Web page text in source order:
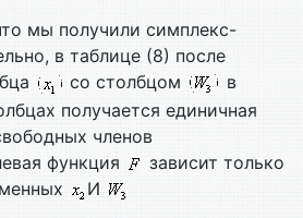
мы получили симплекс-
в таблице (8) после
со столбцом
в
получается единичная
членов
функция
зависит только
И